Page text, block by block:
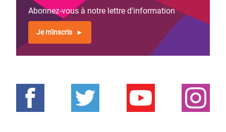
Abonnez-vous à notre lettre d'information
Je m'inscris